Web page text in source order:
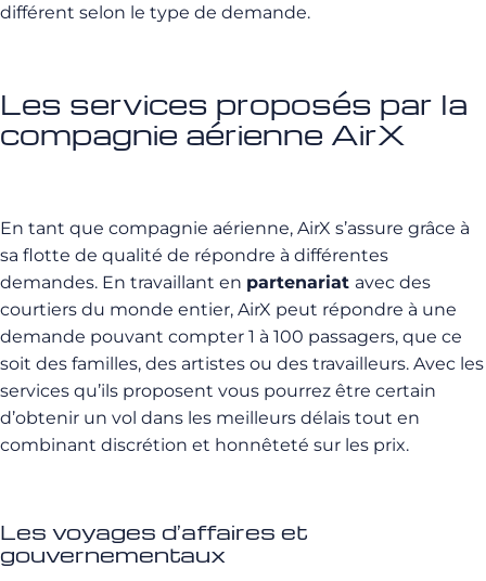
différent selon le type de demande.
Les services proposés par la
compagnie aérienne AirX
En tant que compagnie aérienne, AirX s’assure grâce à
sa flotte de qualité de répondre à différentes
demandes. En travaillant en partenariat avec des
courtiers du monde entier, AirX peut répondre à une
demande pouvant compter 1 à 100 passagers, que ce
soit des familles, des artistes ou des travailleurs. Avec les
services qu’ils proposent vous pourrez être certain
d’obtenir un vol dans les meilleurs délais tout en
combinant discrétion et honnêteté sur les prix.
Les voyages d’affaires et
gouvernementaux